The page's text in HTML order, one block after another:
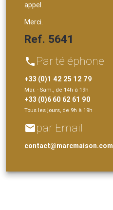
appel.
Merci.
Ref. 5641
phone Par téléphone
+33 (0)1 42 25 12 79
Mar. - Sam., de 14h à 19h
+33 (0)6 60 62 61 90
Tous les jours, de 9h à 19h
emailpar Email
contact@marcmaison.com